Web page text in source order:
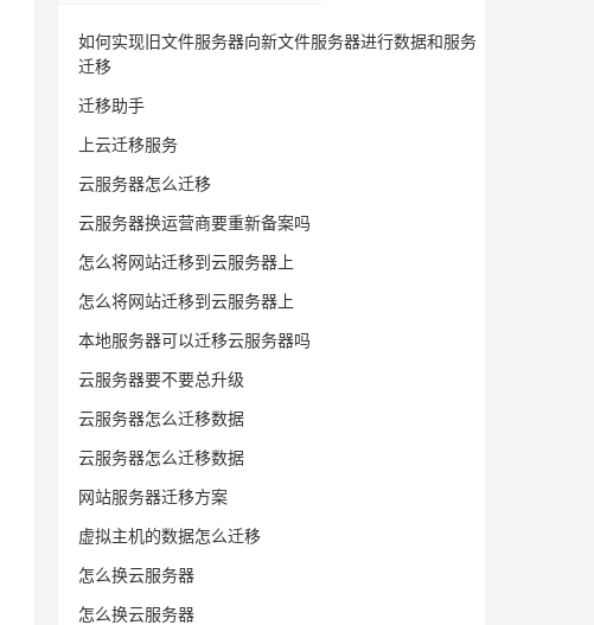
如何实现旧文件服务器向新文件服务器进行数据和服务
迁移
迁移助手
上云迁移服务
云服务器怎么迁移
云服务器换运营商要重新备案吗
怎么将网站迁移到云服务器上
怎么将网站迁移到云服务器上
本地服务器可以迁移云服务器吗
云服务器要不要总升级
云服务器怎么迁移数据
云服务器怎么迁移数据
网站服务器迁移方案
虚拟主机的数据怎么迁移
怎么换云服务器
怎么换云服务器